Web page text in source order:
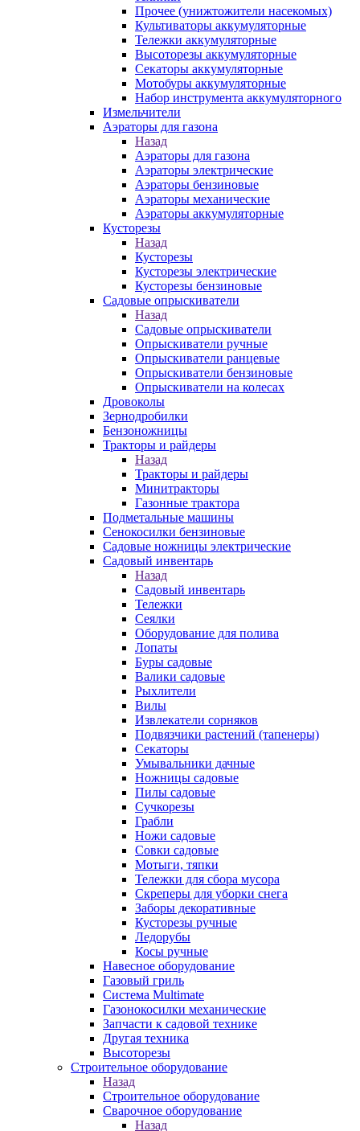
Прочее (унижтожители насекомых)
Культиваторы аккумуляторные
Тележки аккумуляторные
Высоторезы аккумуляторные
Секаторы аккумуляторные
Мотобуры аккумуляторные
Набор инструмента аккумуляторного
Измельчители
Аэраторы для газона
Назад
Аэраторы для газона
Аэраторы электрические
Аэраторы бензиновые
Аэраторы механические
Аэраторы аккумуляторные
Кусторезы
Назад
Кусторезы
Кусторезы электрические
Кусторезы бензиновые
Садовые опрыскиватели
Назад
Садовые опрыскиватели
Опрыскиватели ручные
Опрыскиватели ранцевые
Опрыскиватели бензиновые
Опрыскиватели на колесах
Дровоколы
Зернодробилки
Бензоножницы
Тракторы и райдеры
Назад
Тракторы и райдеры
Минитракторы
Газонные трактора
Подметальные машины
Сенокосилки бензиновые
Садовые ножницы электрические
Садовый инвентарь
Назад
Садовый инвентарь
Тележки
Сеялки
Оборудование для полива
Лопаты
Буры садовые
Валики садовые
Рыхлители
Вилы
Извлекатели сорняков
Подвязчики растений (тапенеры)
Секаторы
Умывальники дачные
Ножницы садовые
Пилы садовые
Сучкорезы
Грабли
Ножи садовые
Совки садовые
Мотыги, тяпки
Тележки для сбора мусора
Скреперы для уборки снега
Заборы декоративные
Кусторезы ручные
Ледорубы
Косы ручные
Навесное оборудование
Газовый гриль
Система Multimate
Газонокосилки механические
Запчасти к садовой технике
Другая техника
Высоторезы
Строительное оборудование
Назад
Строительное оборудование
Сварочное оборудование
Назад